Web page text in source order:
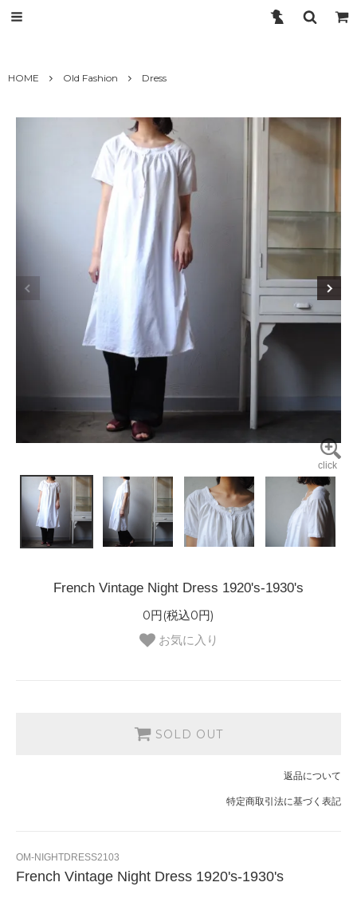
HOME Old Fashion Dress
French Vintage Night Dress 1920's-1930's
0円(税込0円)
お気に入り
SOLD OUT
返品について
特定商取引法に基づく表記
OM-NIGHTDRESS2103
French Vintage Night Dress 1920's-1930's